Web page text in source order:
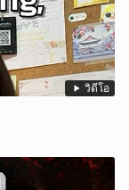
วิดีโอ